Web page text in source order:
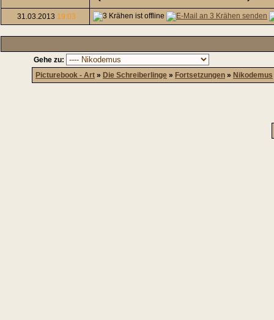
31.03.2013 19:03
Gehe zu:
Picturebook - Art » Die Schreiberlinge » Fortsetzungen » Nikodemus